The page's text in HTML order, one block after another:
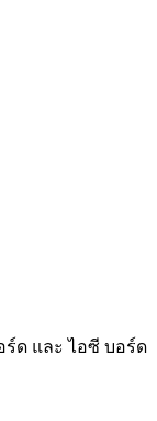
ด และ ไอซี บอร์ด